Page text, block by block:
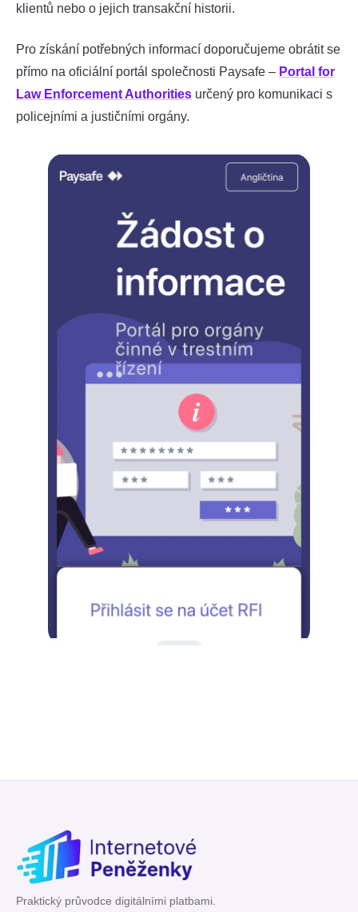
klientů nebo o jejich transakční historii.
Pro získání potřebných informací doporučujeme obrátit se
přímo na oficiální portál společnosti Paysafe – Portal for
Law Enforcement Authorities určený pro komunikaci s
policejními a justičními orgány.
Praktický průvodce digitálními platbami.